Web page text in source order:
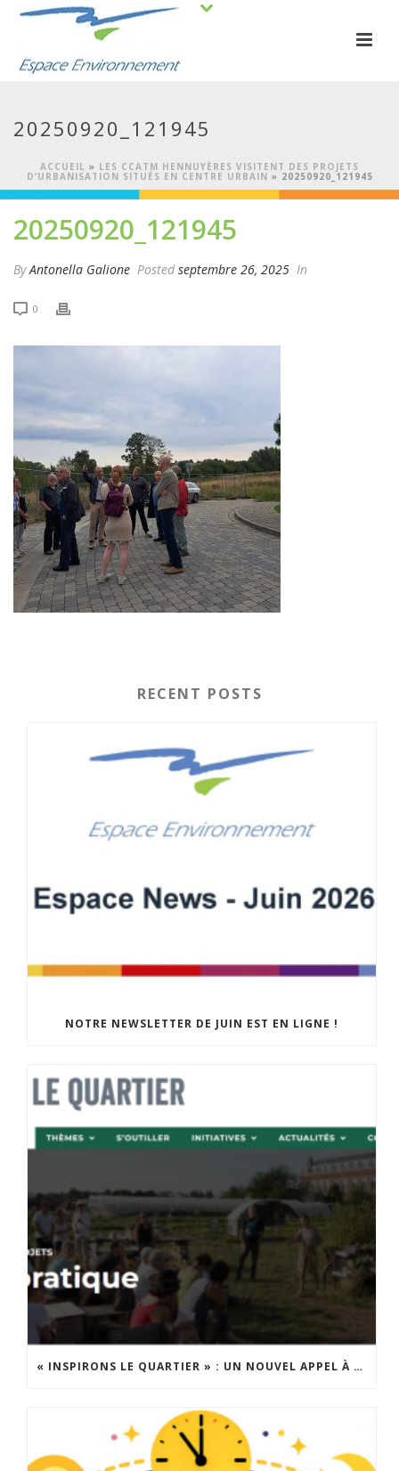
20250920_121945
ACCUEIL » LES CCATM HENNUYÈRES VISITENT DES PROJETS
D’URBANISATION SITUÉS EN CENTRE URBAIN » 20250920_121945
20250920_121945
ByAntonella Galione Posted septembre 26, 2025 In
0
RECENT POSTS
NOTRE NEWSLETTER DE JUIN EST EN LIGNE !
« INSPIRONS LE QUARTIER » : UN NOUVEL APPEL À PROJETS EST LANCÉ !